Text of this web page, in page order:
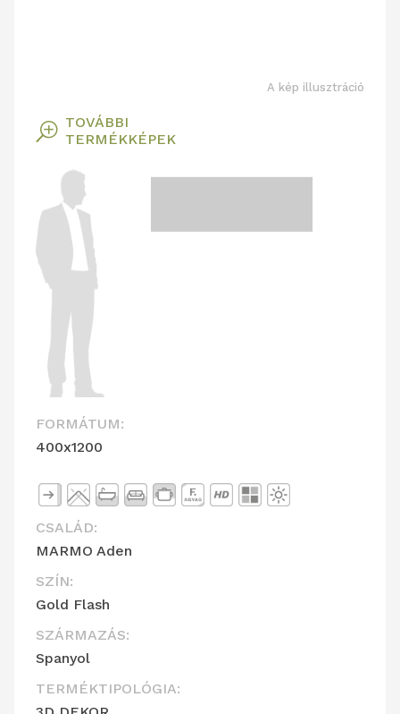
A kép illusztráció
T TOVÁBBI
TERMÉKKÉPEK
FORMÁTUM:
400x1200
CSALÁD:
MARMO Aden
SZÍN:
Gold Flash
SZÁRMAZÁS:
Spanyol
TERMÉKTIPOLÓGIA: